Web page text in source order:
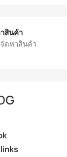
สินค้า
ดหาสินค้า